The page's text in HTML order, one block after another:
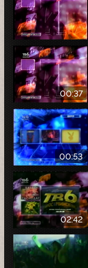
00:37
00:53
02:42